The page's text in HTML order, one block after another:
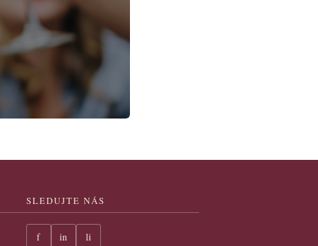
SLEDUJTE NÁS
f in li